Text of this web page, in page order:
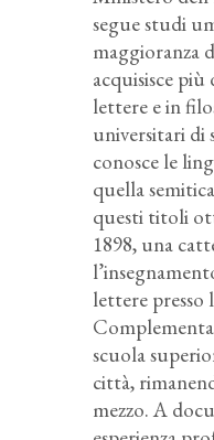
segue studi
maggioranza
acquisisce
lettere e in
universitari di
conosce le
quella
questi titoli
1898, una
lettere presso
scuola
città,
mezzo. A